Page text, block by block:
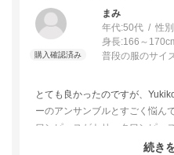
まみ
年代:50代 性
身長:166～
普段の服のサイ
とても良かったのですが、
ーのアンサンブルとすごく悩ん
ワンピースがトリックワンピー
タイルがよく見えたので本当に
続き